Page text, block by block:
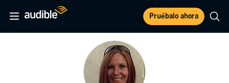
Pruébalo ahora